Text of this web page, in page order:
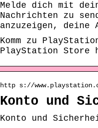
Melde dich mit
Nachrichten zu
anzuzeigen, deine
Komm zu
PlayStation Store
http s://
Konto und
Konto und